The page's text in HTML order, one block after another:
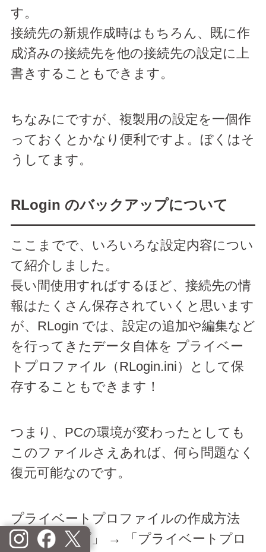
す。
接続先の新規作成時はもちろん、既に作
成済みの接続先を他の接続先の設定に上
書きすることもできます。
ちなみにですが、複製用の設定を一個作
っておくとかなり便利ですよ。ぼくはそ
うしてます。
RLogin のバックアップについて
ここまでで、いろいろな設定内容につい
て紹介しました。
長い間使用すればするほど、接続先の情
報はたくさん保存されていくと思います
が、RLogin では、設定の追加や編集など
を行ってきたデータ自体を プライベー
トプロファイル（RLogin.ini）として保
存することもできます！
つまり、PCの環境が変わったとしても
このファイルさえあれば、何ら問題なく
復元可能なのです。
プライベートプロファイルの作成方法
は、「ヘルプ」 → 「プライベートプロ